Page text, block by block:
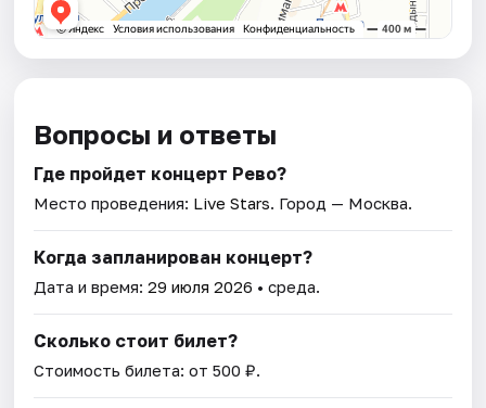
Вопросы и ответы
Где пройдет концерт Рево?
Место проведения: Live Stars. Город — Москва.
Когда запланирован концерт?
Дата и время:29 июля 2026 • среда.
Сколько стоит билет?
Стоимость билета: от 500 ₽.